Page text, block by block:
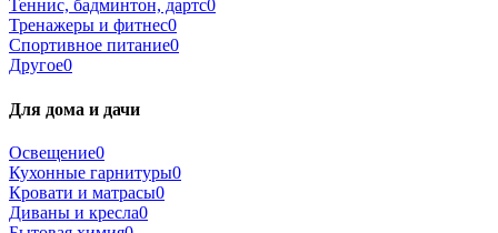
Теннис, бадминтон, дартс0
Тренажеры и фитнес0
Спортивное питание0
Другое0
Для дома и дачи
Освещение0
Кухонные гарнитуры0
Кровати и матрасы0
Диваны и кресла0